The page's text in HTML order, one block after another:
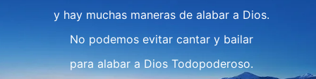
y hay muchas maneras de alabar a Dios.
No podemos evitar cantar y bailar
para alabar a Dios Todopoderoso.